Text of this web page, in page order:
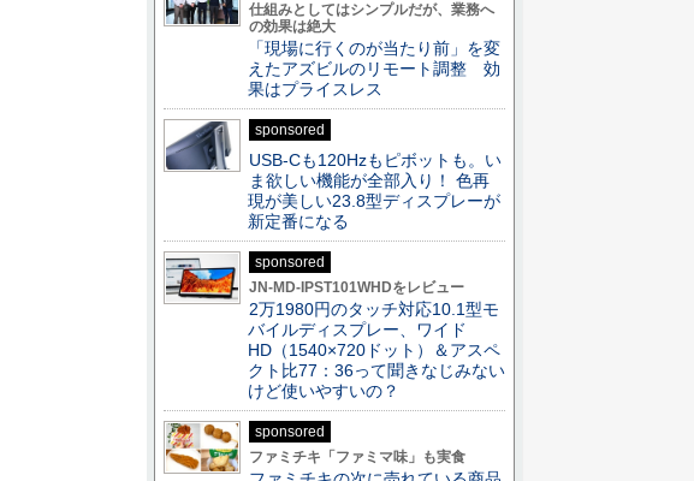
仕組みとしてはシンプルだが、業務へ
の効果は絶大
「現場に行くのが当たり前」を変
えたアズビルのリモート調整 効
果はプライスレス
sponsored
USB-Cも120Hzもピボットも。い
ま欲しい機能が全部入り！ 色再
現が美しい23.8型ディスプレーが
新定番になる
sponsored
JN-MD-IPST101WHDをレビュー
2万1980円のタッチ対応10.1型モ
バイルディスプレー、ワイド
HD（1540×720ドット）＆アスペ
クト比77：36って聞きなじみない
けど使いやすいの？
sponsored
ファミチキ「ファミマ味」も実食